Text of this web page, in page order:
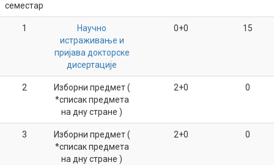
семестар
1
Научно
истраживање и
пријава докторске
дисертације
0+0 15
2
Изборни предмет (
*списак предмета
на дну стране )
2+0 0
3
Изборни предмет (
*списак предмета
на дну стране )
2+0 0